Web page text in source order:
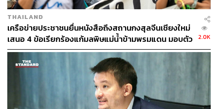
THAILAND
เครือข่ายประชาชนยื่นหนังสือถึงสถานกงสุลจีนเชียงใหม่
เสนอ 4 ข้อเรียกร้องแก้มลพิษแม่น้ำข้ามพรมแดน มอบตัว
อย่างน้ำ-ลาบปลาน้ำกกเชิงสัญลักษณ์
2.0K